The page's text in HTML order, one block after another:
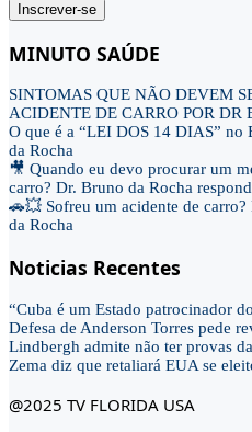
Inscrever-se
MINUTO SAÚDE
SINTOMAS QUE NÃO DEVEM
ACIDENTE DE CARRO POR DR
O que é a “LEI DOS 14 DIAS” no
da Rocha
🎥 Quando eu devo procurar um
carro? Dr. Bruno da Rocha
🚗💥 Sofreu um acidente de
da Rocha
Noticias Recentes
“Cuba é um Estado patrocinador
Defesa de Anderson Torres pede
Lindbergh admite não ter provas
Zema diz que retaliará EUA se
@2025 TV FLORIDA USA